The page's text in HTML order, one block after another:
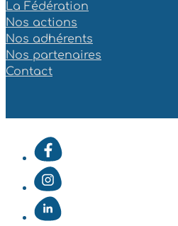
La Fédération
Nos actions
Nos adhérents
Nos partenaires
Contact